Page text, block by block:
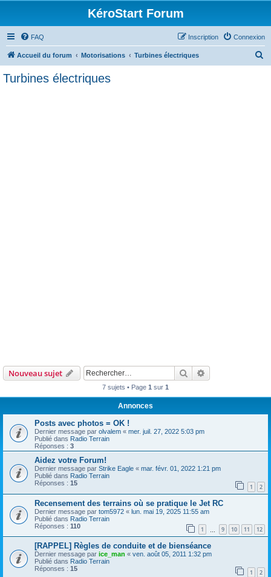
KéroStart Forum
FAQ Connexion
Inscription
Accueil du forum Motorisations Turbines électriques
Turbines électriques
Nouveau sujet Rechercher
7 sujets • Page 1 sur 1
Annonces
Posts avec photos = OK !
Dernier message par olvalem « mer. juil. 27, 2022 5:03 pm
Publié dans Radio Terrain
Réponses : 3
Aidez votre Forum!
Dernier message par Strike Eagle « mar. févr. 01, 2022 1:21 pm
Publié dans Radio Terrain
Réponses : 15 1 2
Recensement des terrains où se pratique le Jet RC
Dernier message par tom5972 « lun. mai 19, 2025 11:55 am
Publié dans Radio Terrain
Réponses : 110 1 9 10 11 12
[RAPPEL] Règles de conduite et de bienséance
Dernier message par ice_man « ven. août 05, 2011 1:32 pm
Publié dans Radio Terrain
Réponses : 15 1 2